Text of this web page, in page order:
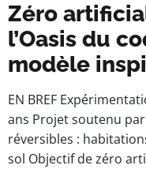
Zéro
l’Oasis du
modèle
EN BREF
ans Projet soutenu par
réversibles :
sol Objectif de zéro